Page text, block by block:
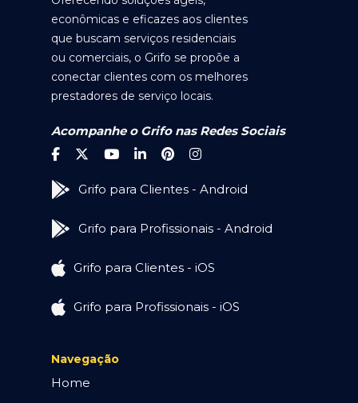
econômicas e eficazes aos clientes
que buscam serviços residenciais
ou comerciais, o Grifo se propõe a
conectar clientes com os melhores
prestadores de serviço locais.
Acompanhe o Grifo nas Redes Sociais
Grifo para Clientes - Android
Grifo para Profissionais - Android
Grifo para Clientes - iOS
Grifo para Profissionais - iOS
Navegação
Home